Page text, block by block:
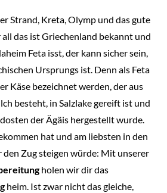
Strand, Kreta, Olymp und das gute
all das ist Griechenland bekannt und
Feta isst, der kann sicher sein,
Ursprungs ist. Denn als Feta
Käse bezeichnet werden, der aus
besteht, in Salzlake gereift ist und
der Ägäis hergestellt wurde.
hat und am liebsten in den
den Zug steigen würde: Mit unserer
holen wir dir das
heim. Ist zwar nicht das gleiche,